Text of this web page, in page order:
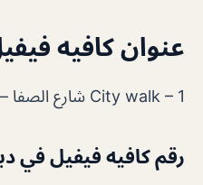
عنوان كافيه
City walk – 1 شارع الصفا – دبي
رقم كافيه فيفيل في